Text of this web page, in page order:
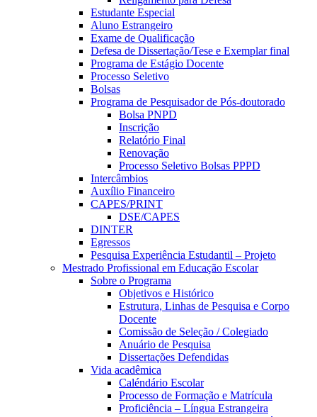
Estudante Especial
Aluno Estrangeiro
Exame de Qualificação
Defesa de Dissertação/Tese e Exemplar final
Programa de Estágio Docente
Processo Seletivo
Bolsas
Programa de Pesquisador de Pós-doutorado
Bolsa PNPD
Inscrição
Relatório Final
Renovação
Processo Seletivo Bolsas PPPD
Intercâmbios
Auxílio Financeiro
CAPES/PRINT
DSE/CAPES
DINTER
Egressos
Pesquisa Experiência Estudantil – Projeto
Mestrado Profissional em Educação Escolar
Sobre o Programa
Objetivos e Histórico
Estrutura, Linhas de Pesquisa e Corpo
Docente
Comissão de Seleção / Colegiado
Anuário de Pesquisa
Dissertações Defendidas
Vida acadêmica
Caléndário Escolar
Processo de Formação e Matrícula
Proficiência – Língua Estrangeira